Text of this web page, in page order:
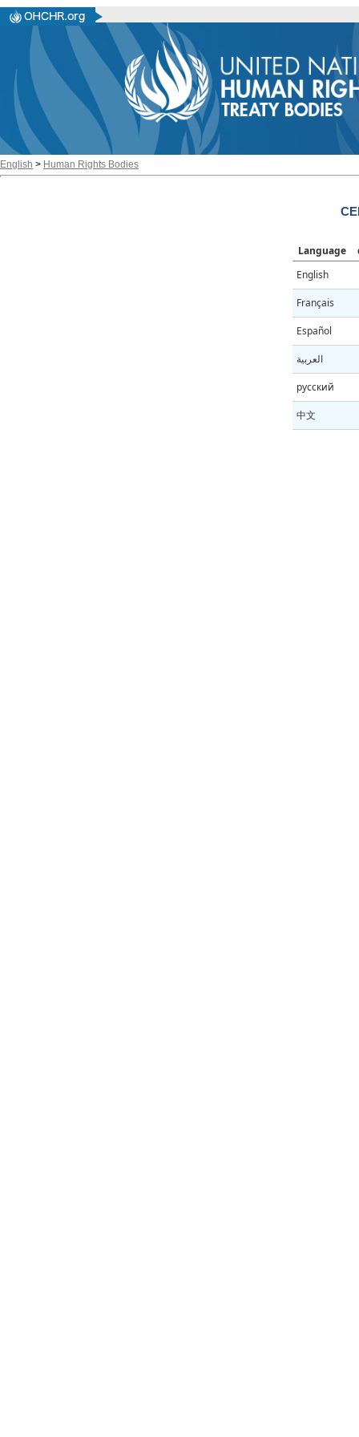
English > Human Rights Bodies
Language
English
Français
Español
العربية
русский
中文